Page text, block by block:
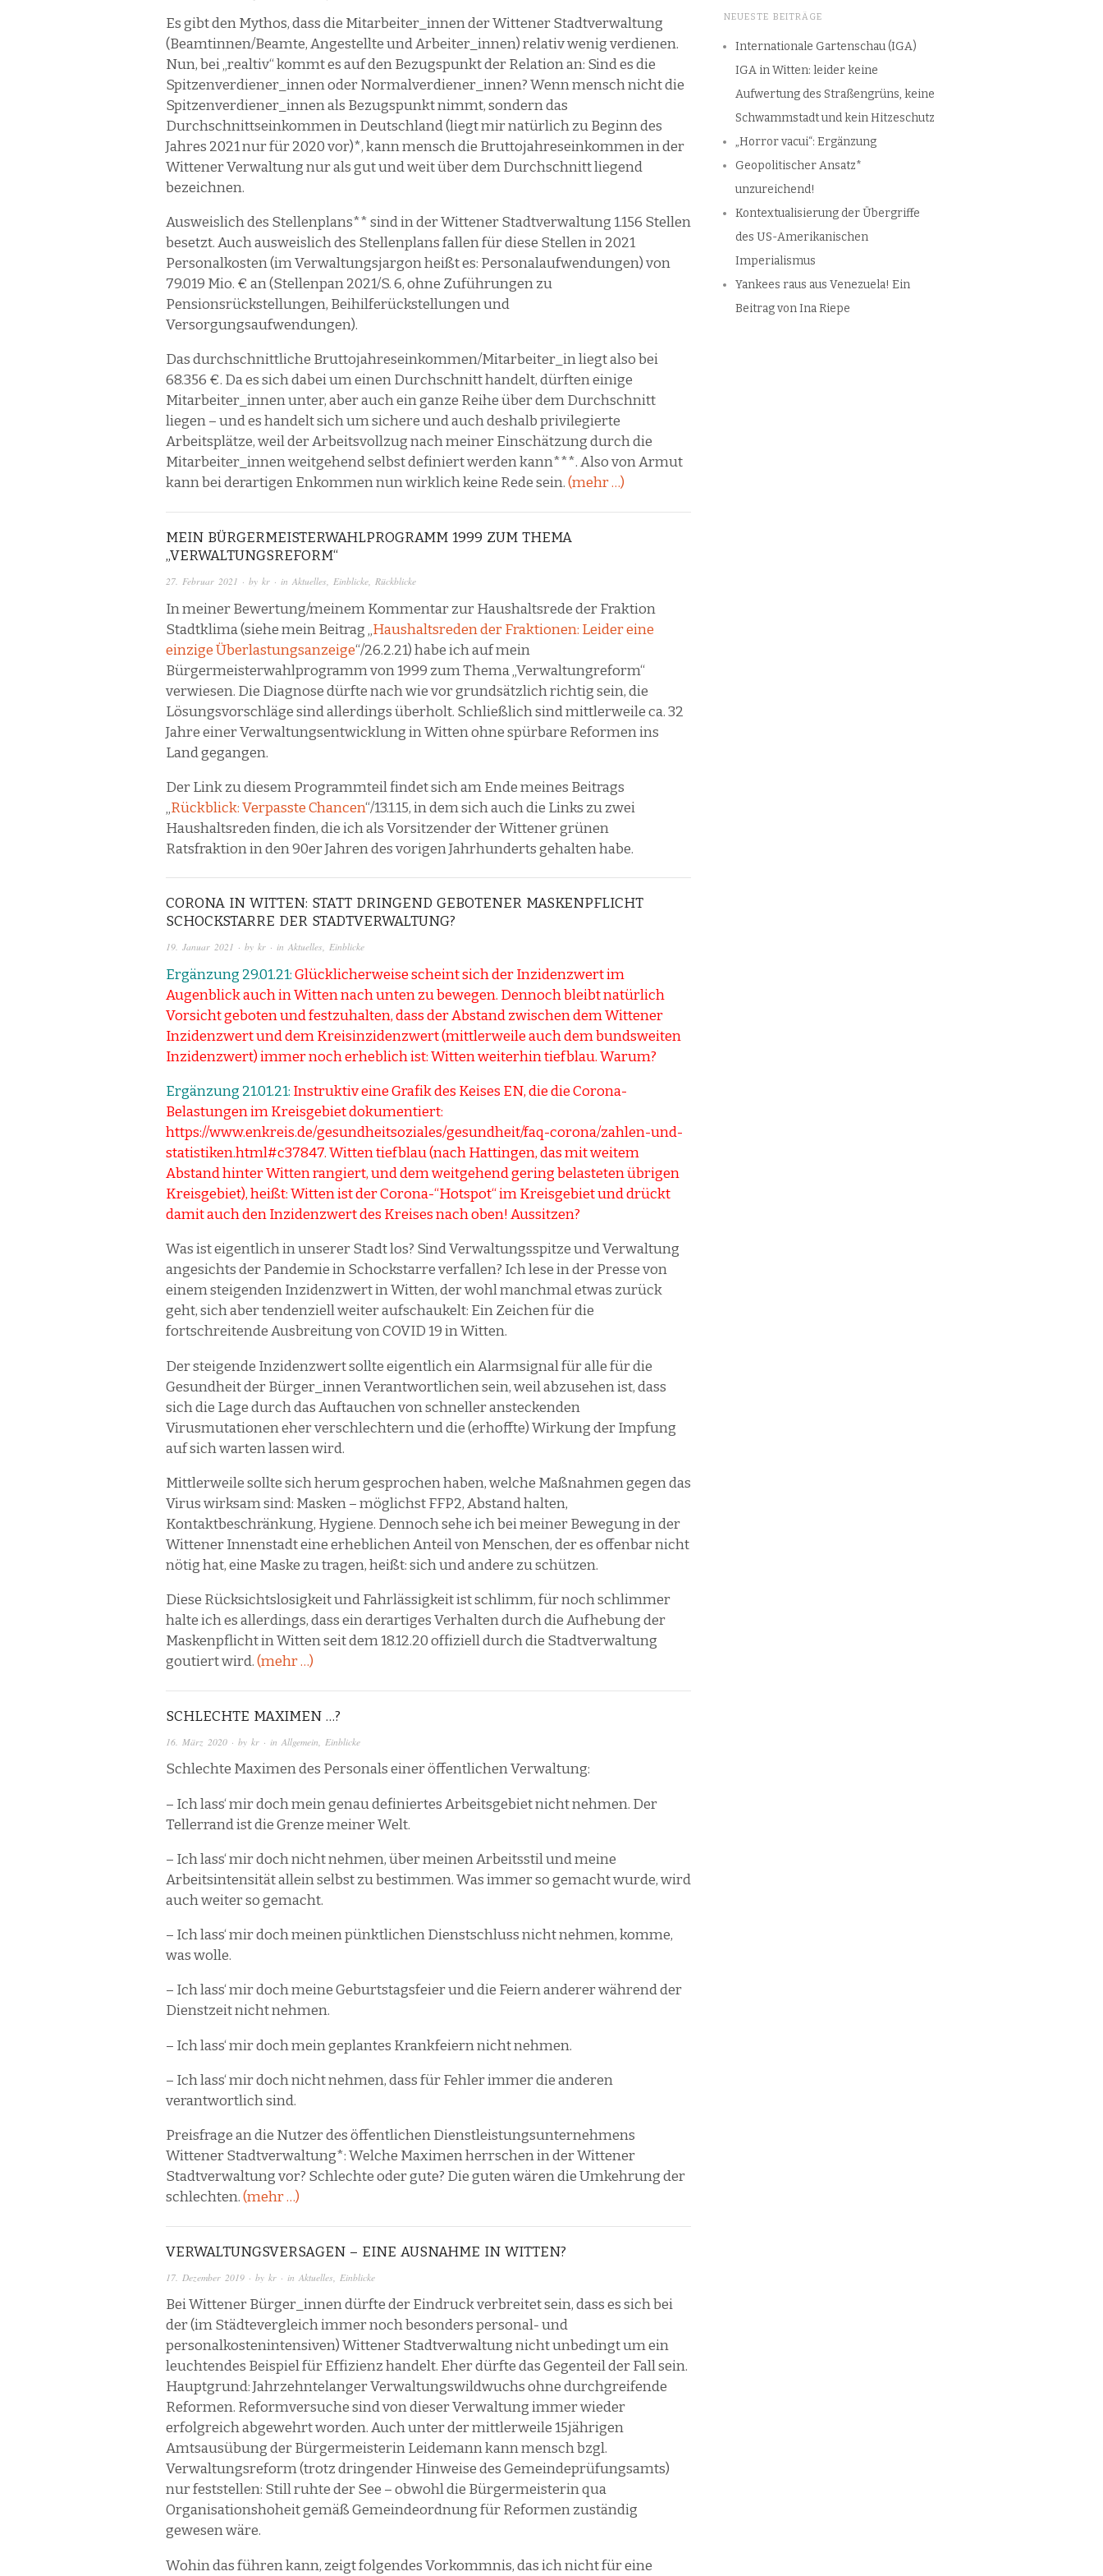
Es gibt den Mythos, dass die Mitarbeiter_innen der Wittener Stadtverwaltung
(Beamtinnen/Beamte, Angestellte und Arbeiter_innen) relativ wenig verdienen.
Nun, bei „realtiv“ kommt es auf den Bezugspunkt der Relation an: Sind es die
Spitzenverdiener_innen oder Normalverdiener_innen? Wenn mensch nicht die
Spitzenverdiener_innen als Bezugspunkt nimmt, sondern das
Durchschnittseinkommen in Deutschland (liegt mir natürlich zu Beginn des
Jahres 2021 nur für 2020 vor)*, kann mensch die Bruttojahreseinkommen in der
Wittener Verwaltung nur als gut und weit über dem Durchschnitt liegend
bezeichnen.
Ausweislich des Stellenplans** sind in der Wittener Stadtverwaltung 1.156 Stellen
besetzt. Auch ausweislich des Stellenplans fallen für diese Stellen in 2021
Personalkosten (im Verwaltungsjargon heißt es: Personalaufwendungen) von
79.019 Mio. € an (Stellenpan 2021/S. 6, ohne Zuführungen zu
Pensionsrückstellungen, Beihilferückstellungen und
Versorgungsaufwendungen).
Das durchschnittliche Bruttojahreseinkommen/Mitarbeiter_in liegt also bei
68.356 €. Da es sich dabei um einen Durchschnitt handelt, dürften einige
Mitarbeiter_innen unter, aber auch ein ganze Reihe über dem Durchschnitt
liegen – und es handelt sich um sichere und auch deshalb privilegierte
Arbeitsplätze, weil der Arbeitsvollzug nach meiner Einschätzung durch die
Mitarbeiter_innen weitgehend selbst definiert werden kann***. Also von Armut
kann bei derartigen Enkommen nun wirklich keine Rede sein.(mehr …)
MEIN BÜRGERMEISTERWAHLPROGRAMM 1999 ZUM THEMA
„VERWALTUNGSREFORM“
27. Februar 2021 · by kr · in Aktuelles Einblicke Rückblicke
In meiner Bewertung/meinem Kommentar zur Haushaltsrede der Fraktion
Stadtklima (siehe mein Beitrag „Haushaltsreden der Fraktionen: Leider eine
einzige Überlastungsanzeige“/26.2.21) habe ich auf mein
Bürgermeisterwahlprogramm von 1999 zum Thema „Verwaltungreform“
verwiesen. Die Diagnose dürfte nach wie vor grundsätzlich richtig sein, die
Lösungsvorschläge sind allerdings überholt. Schließlich sind mittlerweile ca. 32
Jahre einer Verwaltungsentwicklung in Witten ohne spürbare Reformen ins
Land gegangen.
Der Link zu diesem Programmteil findet sich am Ende meines Beitrags
„Rückblick: Verpasste Chancen“/13.1.15, in dem sich auch die Links zu zwei
Haushaltsreden finden, die ich als Vorsitzender der Wittener grünen
Ratsfraktion in den 90er Jahren des vorigen Jahrhunderts gehalten habe.
CORONA IN WITTEN: STATT DRINGEND GEBOTENER MASKENPFLICHT
SCHOCKSTARRE DER STADTVERWALTUNG?
19. Januar 2021 · by kr · in Aktuelles, Einblicke
Ergänzung 29.01.21:Glücklicherweise scheint sich der Inzidenzwert im
Augenblick auch in Witten nach unten zu bewegen. Dennoch bleibt natürlich
Vorsicht geboten und festzuhalten, dass der Abstand zwischen dem Wittener
Inzidenzwert und dem Kreisinzidenzwert (mittlerweile auch dem bundsweiten
Inzidenzwert) immer noch erheblich ist: Witten weiterhin tiefblau. Warum?
Ergänzung 21.01.21: Instruktiv eine Grafik des Keises EN, die die Corona-
Belastungen im Kreisgebiet dokumentiert:
https://www.enkreis.de/gesundheitsoziales/gesundheit/faq-corona/zahlen-und-
statistiken.html#c37847. Witten tiefblau (nach Hattingen, das mit weitem
Abstand hinter Witten rangiert, und dem weitgehend gering belasteten übrigen
Kreisgebiet), heißt: Witten ist der Corona-“Hotspot“ im Kreisgebiet und drückt
damit auch den Inzidenzwert des Kreises nach oben! Aussitzen?
Was ist eigentlich in unserer Stadt los? Sind Verwaltungsspitze und Verwaltung
angesichts der Pandemie in Schockstarre verfallen? Ich lese in der Presse von
einem steigenden Inzidenzwert in Witten, der wohl manchmal etwas zurück
geht, sich aber tendenziell weiter aufschaukelt: Ein Zeichen für die
fortschreitende Ausbreitung von COVID 19 in Witten.
Der steigende Inzidenzwert sollte eigentlich ein Alarmsignal für alle für die
Gesundheit der Bürger_innen Verantwortlichen sein, weil abzusehen ist, dass
sich die Lage durch das Auftauchen von schneller ansteckenden
Virusmutationen eher verschlechtern und die (erhoffte) Wirkung der Impfung
auf sich warten lassen wird.
Mittlerweile sollte sich herum gesprochen haben, welche Maßnahmen gegen das
Virus wirksam sind: Masken – möglichst FFP2, Abstand halten,
Kontaktbeschränkung, Hygiene. Dennoch sehe ich bei meiner Bewegung in der
Wittener Innenstadt eine erheblichen Anteil von Menschen, der es offenbar nicht
nötig hat, eine Maske zu tragen, heißt: sich und andere zu schützen.
Diese Rücksichtslosigkeit und Fahrlässigkeit ist schlimm, für noch schlimmer
halte ich es allerdings, dass ein derartiges Verhalten durch die Aufhebung der
Maskenpflicht in Witten seit dem 18.12.20 offiziell durch die Stadtverwaltung
goutiert wird.(mehr …)
SCHLECHTE MAXIMEN …?
16. März 2020 · by kr · in Allgemein Einblicke
Schlechte Maximen des Personals einer öffentlichen Verwaltung:
– Ich lass‘ mir doch mein genau definiertes Arbeitsgebiet nicht nehmen. Der
Tellerrand ist die Grenze meiner Welt.
– Ich lass‘ mir doch nicht nehmen, über meinen Arbeitsstil und meine
Arbeitsintensität allein selbst zu bestimmen. Was immer so gemacht wurde, wird
auch weiter so gemacht.
– Ich lass‘ mir doch meinen pünktlichen Dienstschluss nicht nehmen, komme,
was wolle.
– Ich lass‘ mir doch meine Geburtstagsfeier und die Feiern anderer während der
Dienstzeit nicht nehmen.
– Ich lass‘ mir doch mein geplantes Krankfeiern nicht nehmen.
– Ich lass‘ mir doch nicht nehmen, dass für Fehler immer die anderen
verantwortlich sind.
Preisfrage an die Nutzer des öffentlichen Dienstleistungsunternehmens
Wittener Stadtverwaltung*: Welche Maximen herrschen in der Wittener
Stadtverwaltung vor? Schlechte oder gute? Die guten wären die Umkehrung der
schlechten.(mehr …)
VERWALTUNGSVERSAGEN – EINE AUSNAHME IN WITTEN?
17. Dezember 2019 · by kr · in Aktuelles Einblicke
Bei Wittener Bürger_innen dürfte der Eindruck verbreitet sein, dass es sich bei
der (im Städtevergleich immer noch besonders personal- und
personalkostenintensiven) Wittener Stadtverwaltung nicht unbedingt um ein
leuchtendes Beispiel für Effizienz handelt. Eher dürfte das Gegenteil der Fall sein.
Hauptgrund: Jahrzehntelanger Verwaltungswildwuchs ohne durchgreifende
Reformen. Reformversuche sind von dieser Verwaltung immer wieder
erfolgreich abgewehrt worden. Auch unter der mittlerweile 15jährigen
Amtsausübung der Bürgermeisterin Leidemann kann mensch bzgl.
Verwaltungsreform (trotz dringender Hinweise des Gemeindeprüfungsamts)
nur feststellen: Still ruhte der See – obwohl die Bürgermeisterin qua
Organisationshoheit gemäß Gemeindeordnung für Reformen zuständig
gewesen wäre.
Wohin das führen kann, zeigt folgendes Vorkommnis, das ich nicht für eine
NEUESTE BEITRÄGE
Internationale Gartenschau (IGA)
IGA in Witten: leider keine
Aufwertung des Straßengrüns, keine
Schwammstadt und kein Hitzeschutz
„Horror vacui“: Ergänzung
Geopolitischer Ansatz*
unzureichend!
Kontextualisierung der Übergriffe
des US-Amerikanischen
Imperialismus
Yankees raus aus Venezuela! Ein
Beitrag von Ina Riepe